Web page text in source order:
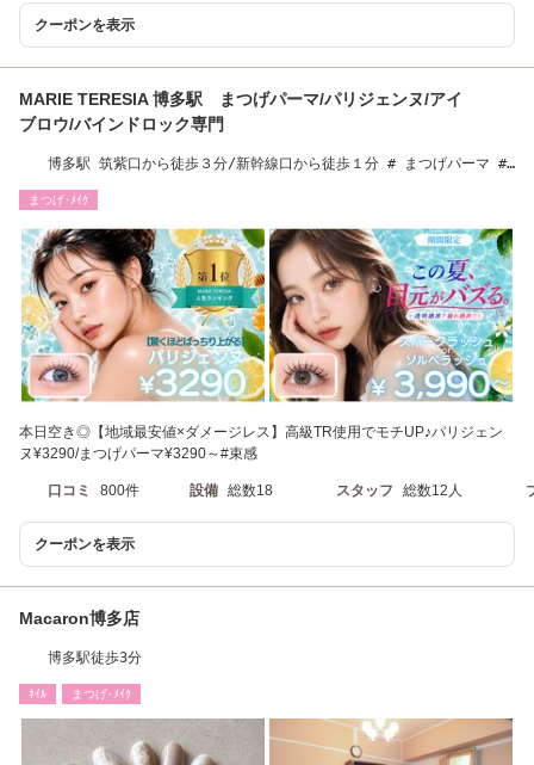
クーポンを表示
MARIE TERESIA 博多駅 まつげパーマ/パリジェンヌ/アイ
ブロウ/バインドロック専門
博多駅 筑紫口から徒歩３分/新幹線口から徒歩１分 # まつげパーマ #
まつげ･ﾒｲｸ
本日空き◎【地域最安値×ダメージレス】高級TR使用でモチUP♪パリジェン
ヌ¥3290/まつげパーマ¥3290～#束感
口コミ 800件 設備 総数18 スタッフ 総数12人
クーポンを表示
Macaron博多店
博多駅徒歩3分
ﾈｲﾙ まつげ･ﾒｲｸ